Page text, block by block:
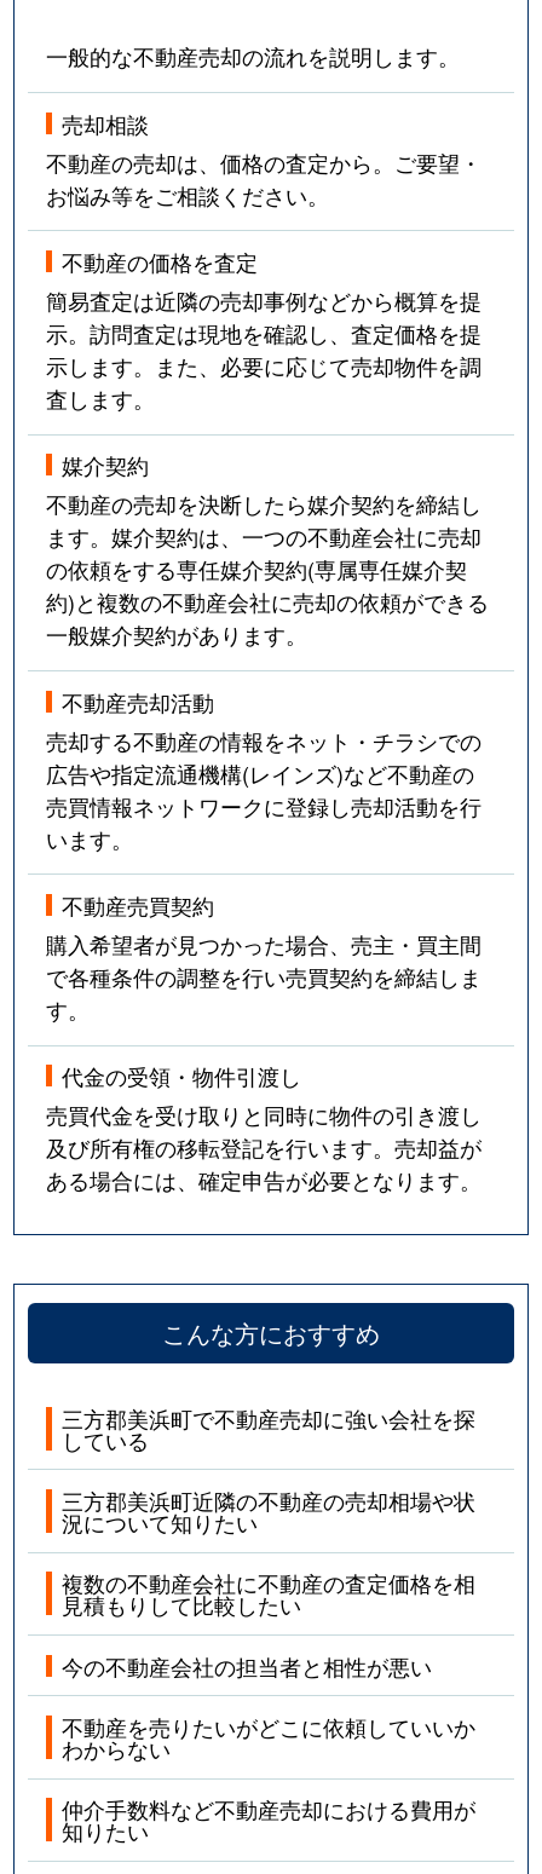
一般的な不動産売却の流れを説明します。
売却相談
不動産の売却は、価格の査定から。ご要望・
お悩み等をご相談ください。
不動産の価格を査定
簡易査定は近隣の売却事例などから概算を提
示。訪問査定は現地を確認し、査定価格を提
示します。また、必要に応じて売却物件を調
査します。
媒介契約
不動産の売却を決断したら媒介契約を締結し
ます。媒介契約は、一つの不動産会社に売却
の依頼をする専任媒介契約(専属専任媒介契
約)と複数の不動産会社に売却の依頼ができる
一般媒介契約があります。
不動産売却活動
売却する不動産の情報をネット・チラシでの
広告や指定流通機構(レインズ)など不動産の
売買情報ネットワークに登録し売却活動を行
います。
不動産売買契約
購入希望者が見つかった場合、売主・買主間
で各種条件の調整を行い売買契約を締結しま
す。
代金の受領・物件引渡し
売買代金を受け取りと同時に物件の引き渡し
及び所有権の移転登記を行います。売却益が
ある場合には、確定申告が必要となります。
こんな方におすすめ
三方郡美浜町で不動産売却に強い会社を探
している
三方郡美浜町近隣の不動産の売却相場や状
況について知りたい
複数の不動産会社に不動産の査定価格を相
見積もりして比較したい
今の不動産会社の担当者と相性が悪い
不動産を売りたいがどこに依頼していいか
わからない
仲介手数料など不動産売却における費用が
知りたい